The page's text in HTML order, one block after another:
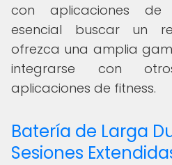
con aplicaciones de
esencial buscar un
ofrezca una amplia
integrarse con
aplicaciones de fitness.
Batería de Larga
Sesiones